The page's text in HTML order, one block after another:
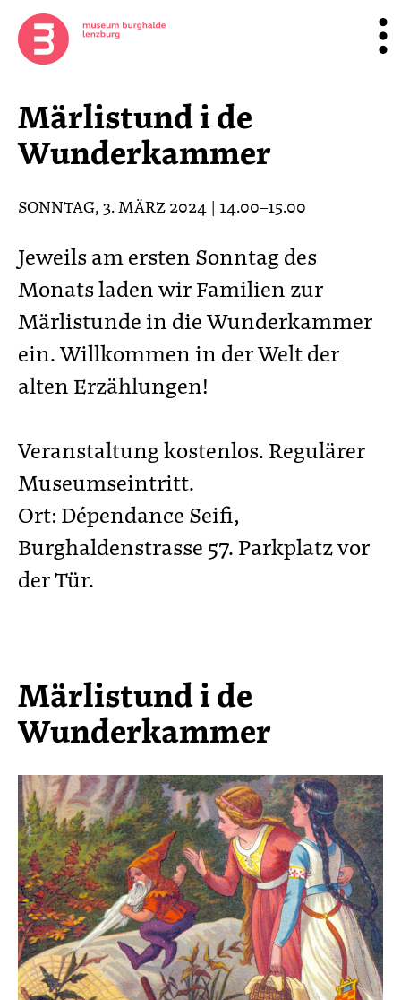
Märlistund i de
Wunderkammer
SONNTAG, 3. MÄRZ 2024 | 14.00–15.00
Jeweils am ersten Sonntag des
Monats laden wir Familien zur
Märlistunde in die Wunderkammer
ein. Willkommen in der Welt der
alten Erzählungen!
Veranstaltung kostenlos. Regulärer
Museumseintritt.
Ort: Dépendance Seifi,
Burghaldenstrasse 57. Parkplatz vor
der Tür.
Märlistund i de
Wunderkammer